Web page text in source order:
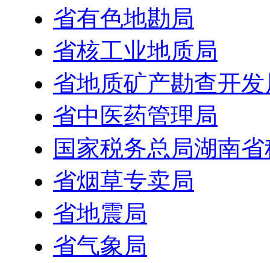
省有色地勘局
省核工业地质局
省地质矿产勘查开发
省中医药管理局
国家税务总局湖南
省烟草专卖局
省地震局
省气象局